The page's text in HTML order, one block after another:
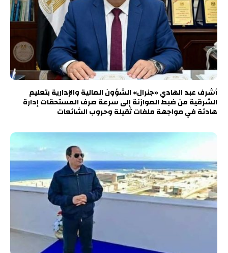
أشرف عبد الهادي «جنرال» الشؤون المالية والإدارية بتعليم
الشرقية من ضبط الموازنة إلى سرعة صرف المستحقات إدارة
هادئة في مواجهة ملفات ثقيلة وحروب الشائعات